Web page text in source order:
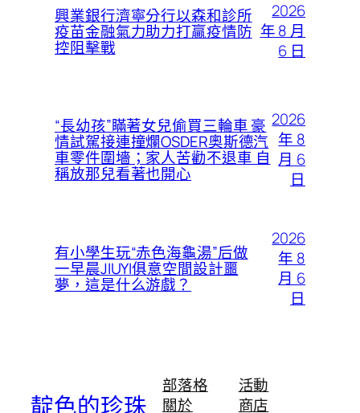
興業銀行濟寧分行以森和診所
疫苗金融氣力助力打贏疫情防
控阻擊戰
2026
年 8 月
6 日
“長幼孩”瞞著女兒偷買三輪車 豪
情試駕接連撞爛OSDER奧斯德汽
車零件圍墻；家人苦勸不退車 自
稱放那兒看著也開心
2026
年 8
月 6
日
有小學生玩“赤色海龜湯”后做
一早晨JIUYI俱意空間設計噩
夢，這是什么游戲？
2026
年 8
月 6
日
靛色的珍珠
部落格
關於
活動
商店